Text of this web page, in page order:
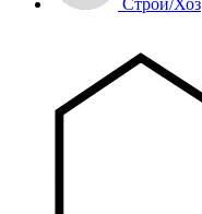
Строй/Хоз